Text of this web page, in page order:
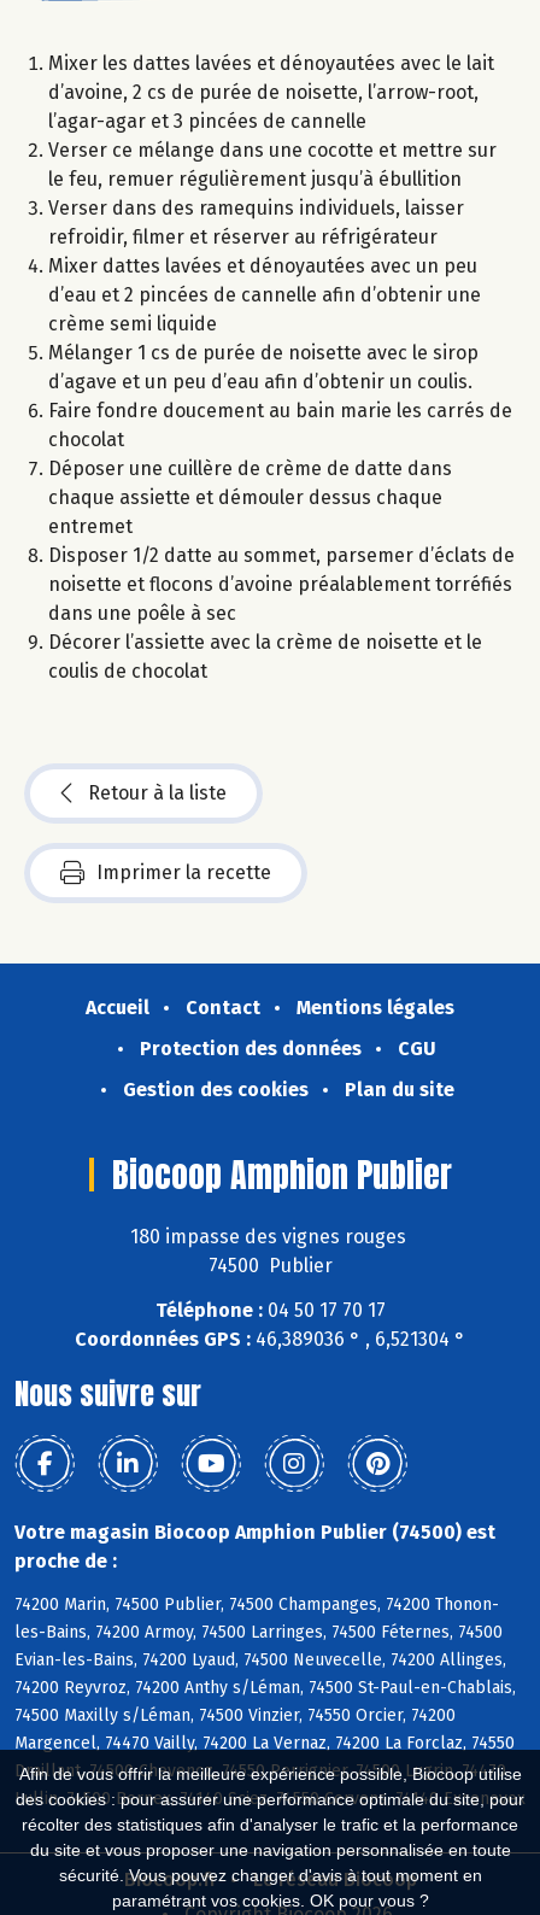
Afin de vous offrir la meilleure expérience possible, Biocoop utilise
des cookies : pour assurer une performance optimale du site, pour
récolter des statistiques afin d'analyser le trafic et la performance
du site et vous proposer une navigation personnalisée en toute
sécurité. Vous pouvez changer d'avis à tout moment en
paramétrant vos cookies. OK pour vous ?
Mixer les dattes lavées et dénoyautées avec le lait
d’avoine, 2 cs de purée de noisette, l’arrow-root,
l’agar-agar et 3 pincées de cannelle
Verser ce mélange dans une cocotte et mettre sur
le feu, remuer régulièrement jusqu’à ébullition
Verser dans des ramequins individuels, laisser
refroidir, filmer et réserver au réfrigérateur
Mixer dattes lavées et dénoyautées avec un peu
d’eau et 2 pincées de cannelle afin d’obtenir une
crème semi liquide
Mélanger 1 cs de purée de noisette avec le sirop
d’agave et un peu d’eau afin d’obtenir un coulis.
Faire fondre doucement au bain marie les carrés de
chocolat
Déposer une cuillère de crème de datte dans
chaque assiette et démouler dessus chaque
entremet
Disposer 1/2 datte au sommet, parsemer d’éclats de
noisette et flocons d’avoine préalablement torréfiés
dans une poêle à sec
Décorer l’assiette avec la crème de noisette et le
coulis de chocolat
Retour à la liste
Imprimer la recette
Accueil Contact
Mentions légales
Protection des données
CGU
Gestion des cookies
Plan du site
Biocoop Amphion Publier
180 impasse des vignes rouges
74500 Publier
Téléphone :04 50 17 70 17
Coordonnées GPS : 46,389036 ° , 6,521304 °
Nous suivre sur
Votre magasin Biocoop Amphion Publier (74500) est
proche de :
74200 Marin, 74500 Publier, 74500 Champanges, 74200 Thonon-
les-Bains, 74200 Armoy, 74500 Larringes, 74500 Féternes, 74500
Evian-les-Bains, 74200 Lyaud, 74500 Neuvecelle, 74200 Allinges,
74200 Reyvroz, 74200 Anthy s/Léman, 74500 St-Paul-en-Chablais,
74500 Maxilly s/Léman, 74500 Vinzier, 74550 Orcier, 74200
Margencel, 74470 Vailly, 74200 La Vernaz, 74200 La Forclaz, 74550
Draillant, 74500 Chevenoz, 74550 Perrignier, 74500 Lugrin, 74470
Lullin, 74500 Bernex, 74140 Sciez, 74550 Cervens, 74140 Excenevex
Biocoop.fr
Le réseau Biocoop